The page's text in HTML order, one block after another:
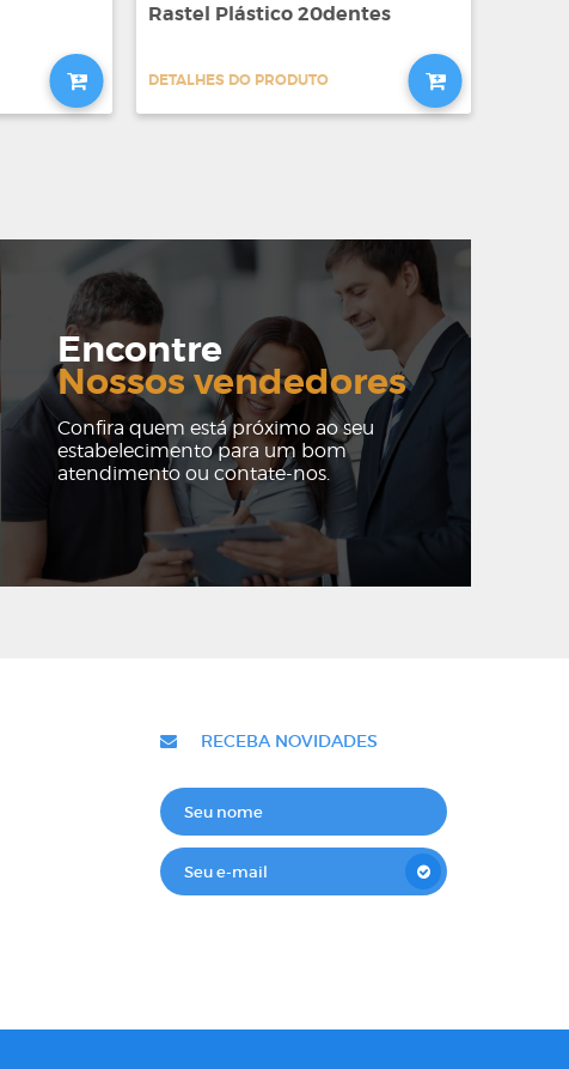
Rastel Plástico 20dentes
DETALHES DO PRODUTO
Encontre
Nossos vendedores
Confira quem está próximo ao seu
estabelecimento para um bom
atendimento ou contate-nos.
RECEBA NOVIDADES